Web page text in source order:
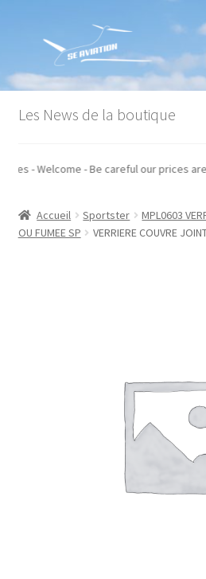
la
navigation
contenu
Accueil
Conditions générales de vente
Mon compte
Les News de la boutique
taxes - Welcome - Be careful our prices
Accueil Sportster
MPL0603
OU FUMEE SP
VERRIERE COUVRE